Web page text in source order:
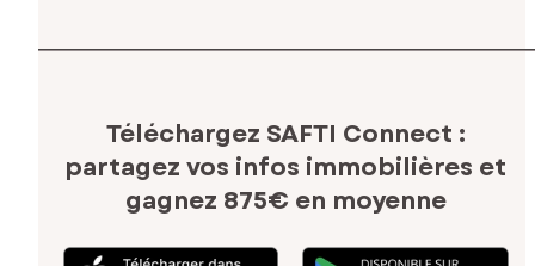
Téléchargez SAFTI Connect :
partagez vos infos immobilières et
gagnez 875€ en moyenne